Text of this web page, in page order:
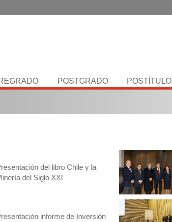
POSTGRADO POSTÍTULO
del libro Chile y la
del Siglo XXI
informe de Inversión